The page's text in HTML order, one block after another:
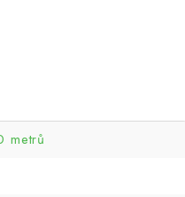
metrů